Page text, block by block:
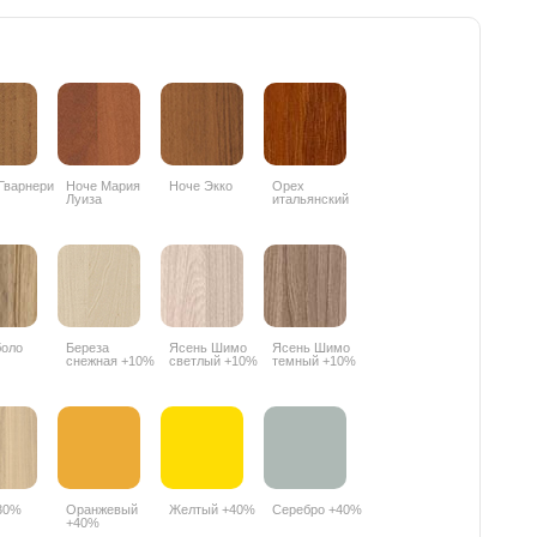
Ноче Мария
Луиза
Ноче Экко
Орех
итальянский
Береза
снежная +10%
Ясень Шимо
светлый +10%
Ясень Шимо
темный +10%
Оранжевый
+40%
Желтый +40% Серебро +40%